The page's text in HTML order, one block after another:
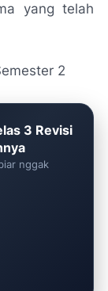
yang telah
2
3 Revisi
nggak